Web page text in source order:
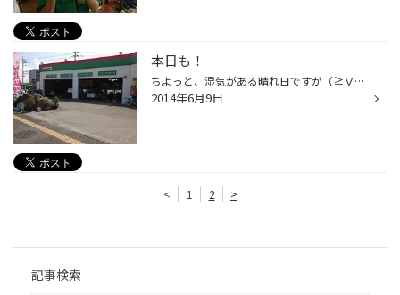
本日も！
ちよっと、湿気がある晴れ日ですが（≧∇≦） 暑さに負けずがんばっておりますっ！ 本日も御来店お待ちしています！
2014年6月9日
< 1 2 >
記事検索